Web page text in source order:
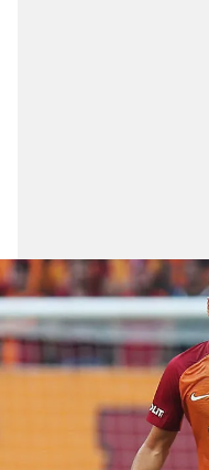
Çerezlere ilişkin
vasıtasıyla
için Ayarlar butonuna
Metnimiziziyaret
6698 sayılı Kişisel
hazırlanmış
ilgili mevzuata uygun